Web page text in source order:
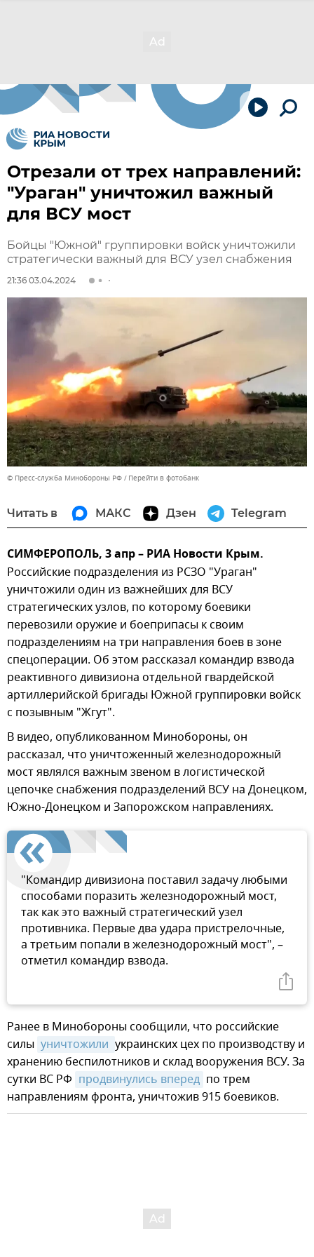
Отрезали от трех направлений:
"Ураган" уничтожил важный
для ВСУ мост
Бойцы "Южной" группировки войск уничтожили
стратегически важный для ВСУ узел снабжения
21:36 03.04.2024
© Пресс-служба Минобороны РФ Перейти в фотобанк
Читать в МАКС Дзен Telegram
СИМФЕРОПОЛЬ, 3 апр – РИА Новости Крым.
Российские подразделения из РСЗО "Ураган"
уничтожили один из важнейших для ВСУ
стратегических узлов, по которому боевики
перевозили оружие и боеприпасы к своим
подразделениям на три направления боев в зоне
спецоперации. Об этом рассказал командир взвода
реактивного дивизиона отдельной гвардейской
артиллерийской бригады Южной группировки войск
с позывным "Жгут".
В видео, опубликованном Минобороны, он
рассказал, что уничтоженный железнодорожный
мост являлся важным звеном в логистической
цепочке снабжения подразделений ВСУ на Донецком,
Южно-Донецком и Запорожском направлениях.
"Командир дивизиона поставил задачу любыми
способами поразить железнодорожный мост,
так как это важный стратегический узел
противника. Первые два удара пристрелочные,
а третьим попали в железнодорожный мост", –
отметил командир взвода.
Ранее в Минобороны сообщили, что российские
силы уничтожили украинских цех по производству и
хранению беспилотников и склад вооружения ВСУ. За
сутки ВС РФ продвинулись вперед по трем
направлениям фронта, уничтожив 915 боевиков.